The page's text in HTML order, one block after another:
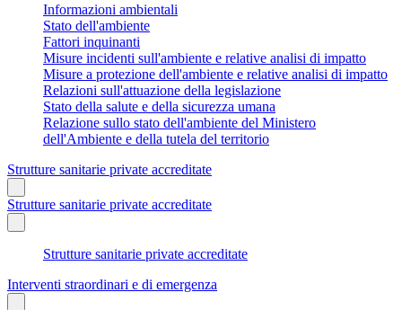
Informazioni ambientali
Stato dell'ambiente
Fattori inquinanti
Misure incidenti sull'ambiente e relative analisi di impatto
Misure a protezione dell'ambiente e relative analisi di impatto
Relazioni sull'attuazione della legislazione
Stato della salute e della sicurezza umana
Relazione sullo stato dell'ambiente del Ministero
dell'Ambiente e della tutela del territorio
Strutture sanitarie private accreditate
Strutture sanitarie private accreditate
Strutture sanitarie private accreditate
Interventi straordinari e di emergenza